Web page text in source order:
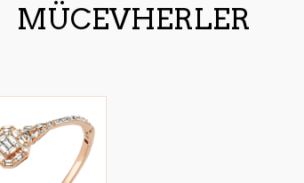
MÜCEVHERLER